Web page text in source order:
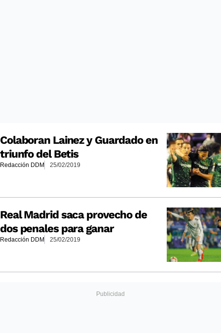
Colaboran Lainez y Guardado en
triunfo del Betis
Redacción DDM 25/02/2019
Real Madrid saca provecho de
dos penales para ganar
Redacción DDM 25/02/2019